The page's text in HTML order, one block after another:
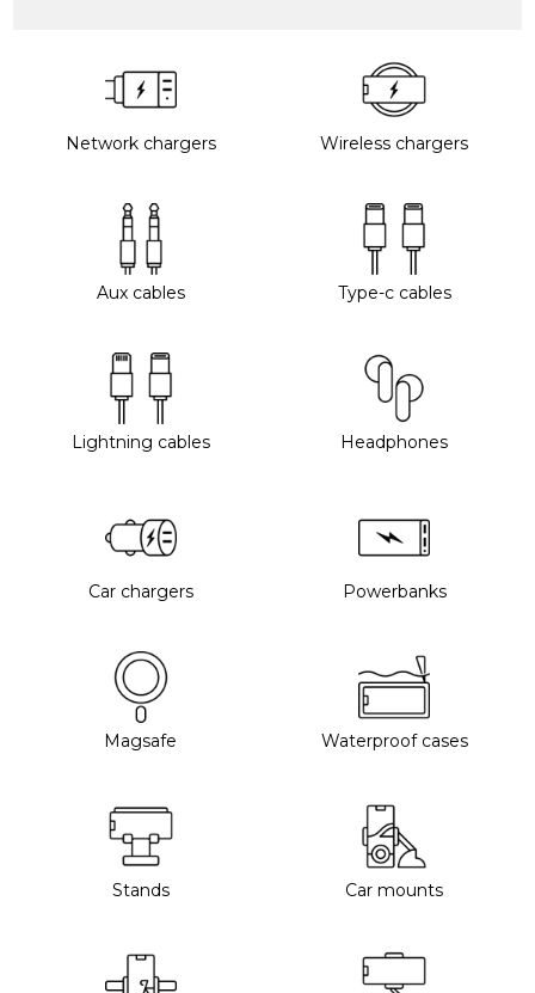
Network chargers Wireless chargers
Aux cables Type-c cables
Lightning cables Headphones
Car chargers Powerbanks
Magsafe Waterproof cases
Stands Car mounts